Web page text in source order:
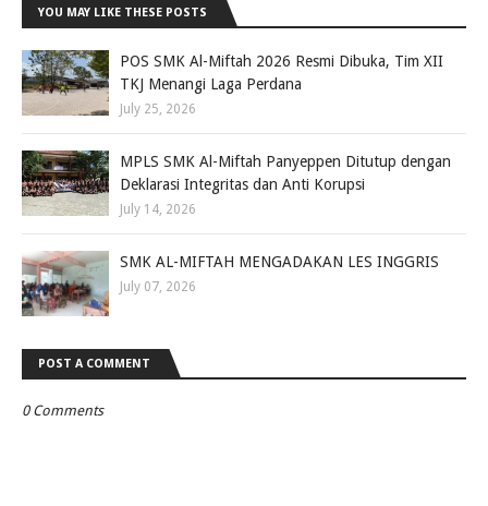
YOU MAY LIKE THESE POSTS
POS SMK Al-Miftah 2026 Resmi Dibuka, Tim XII
TKJ Menangi Laga Perdana
July 25, 2026
MPLS SMK Al-Miftah Panyeppen Ditutup dengan
Deklarasi Integritas dan Anti Korupsi
July 14, 2026
SMK AL-MIFTAH MENGADAKAN LES INGGRIS
July 07, 2026
POST A COMMENT
0 Comments